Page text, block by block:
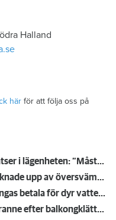
Halland
här för att följa oss på
Så undviker du mögel – fyra riskplatser i lägenheten: ”Måste städa bort”
Satte på vattnet och somnade – vaknade upp av översvämning hos grannen
Rensade inte hålet i kylskåpet – tvingas betala för dyr vattenskada
Naken gängkriminell knivhotade granne efter balkongklättring